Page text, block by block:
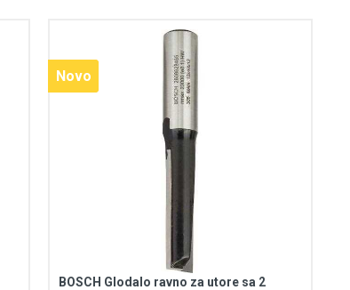
Novo
Novo
BOSCH Glodalo ravno za utore sa 2